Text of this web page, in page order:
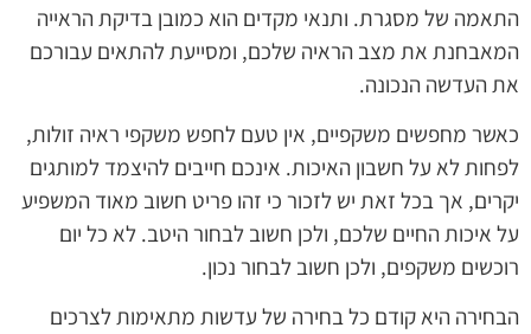
התאמה של מסגרת. ותנאי מקדים הוא כמובן בדיקת הראייה
המאבחנת את מצב הראיה שלכם, ומסייעת להתאים עבורכם
את העדשה הנכונה.
כאשר מחפשים משקפיים, אין טעם לחפש משקפי ראיה זולות,
לפחות לא על חשבון האיכות. אינכם חייבים להיצמד למותגים
יקרים, אך בכל זאת יש לזכור כי זהו פריט חשוב מאוד המשפיע
על איכות החיים שלכם, ולכן חשוב לבחור היטב. לא כל יום
רוכשים משקפים, ולכן חשוב לבחור נכון.
הבחירה היא קודם כל בחירה של עדשות מתאימות לצרכים